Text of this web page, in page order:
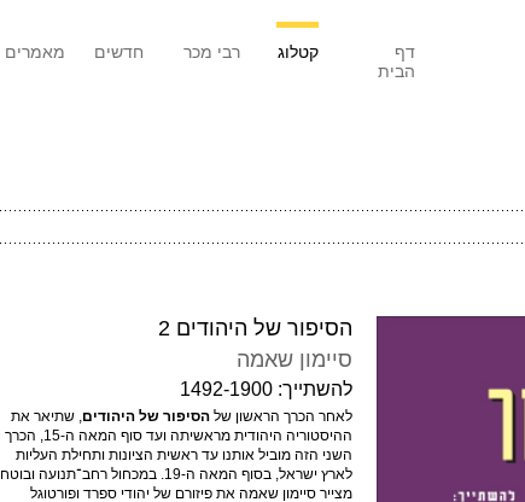
מאמרים חדשים רבי מכר קטלוג
דף
הבית
הסיפור של היהודים 2
סיימון שאמה
להשתייך: 1492-1900
לאחר הכרך הראשון של הסיפור של היהודים, שתיאר את
ההיסטוריה היהודית מראשיתה ועד סוף המאה ה-15, הכרך
השני הזה מוביל אותנו עד ראשית הציונות ותחילת העליות
לארץ ישראל, בסוף המאה ה-19. במכחול רחב־תנועה ובוטח
מצייר סיימון שאמה את פיזורם של יהודי ספרד ופורטוגל